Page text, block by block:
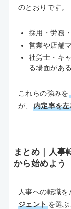
のとおりです。
採用・労務
営業や店舗
社労士・キ
る場面がある
これらの強みを
が、
内定率を
まとめ｜人事
から始めよう
人事への転職を
ジェントを選